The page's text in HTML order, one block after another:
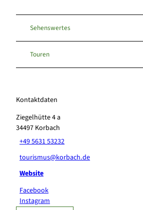
Sehenswertes
Touren
Kontaktdaten
Ziegelhütte 4 a
34497 Korbach
+49 5631 53232
tourismus@korbach.de
Website
Facebook
Instagram